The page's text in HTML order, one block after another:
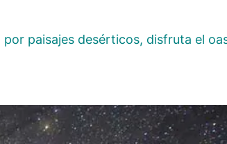
paisajes desérticos, disfruta el